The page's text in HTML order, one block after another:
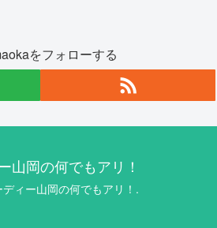
をフォローする
山岡の何でもアリ！
ィー山岡の何でもアリ！.